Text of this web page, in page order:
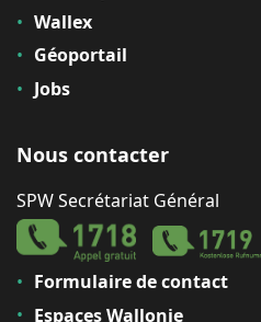
Wallex
Géoportail
Jobs
Nous contacter
SPW Secrétariat Général
Formulaire de contact
Espaces Wallonie